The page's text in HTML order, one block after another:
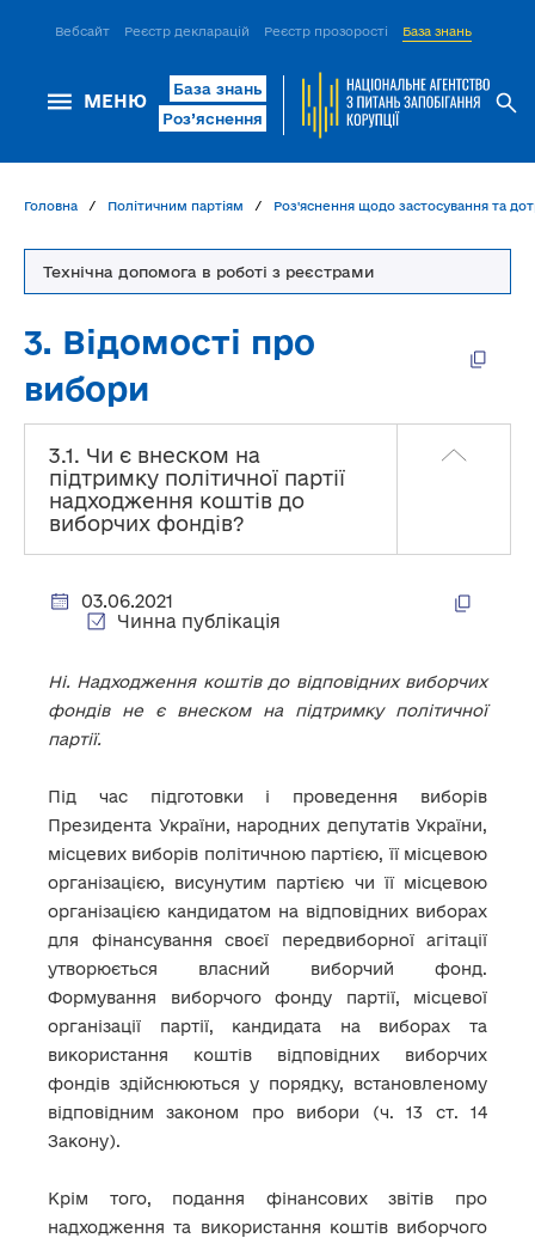
Вебсайт Реєстр декларацій Реєстр прозорості База знань
МЕНЮ
База знань
Роз’яснення
Головна Політичним партіям Роз'яснення щодо застосування та
Технічна допомога в роботі з реєстрами
3. Відомості про
вибори
3.1. Чи є внеском на
підтримку політичної партії
надходження коштів до
виборчих фондів?
03.06.2021
Чинна публікація
Ні. Надходження коштів до відповідних виборчих
фондів не є внеском на підтримку політичної
партії.
Під час підготовки і проведення виборів
Президента України, народних депутатів України,
місцевих виборів політичною партією, її місцевою
організацією, висунутим партією чи її місцевою
організацією кандидатом на відповідних виборах
для фінансування своєї передвиборної агітації
утворюється власний виборчий фонд.
Формування виборчого фонду партії, місцевої
організації партії, кандидата на виборах та
використання коштів відповідних виборчих
фондів здійснюються у порядку, встановленому
відповідним законом про вибори (ч. 13 ст. 14
Закону).
Крім того, подання фінансових звітів про
надходження та використання коштів виборчого